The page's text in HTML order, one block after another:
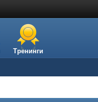
Тренинги